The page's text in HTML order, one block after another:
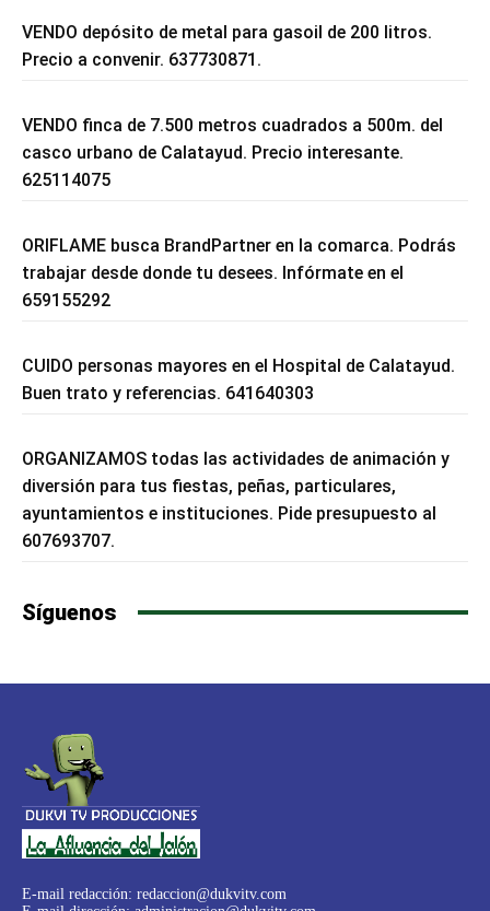
VENDO depósito de metal para gasoil de 200 litros.
Precio a convenir. 637730871.
VENDO finca de 7.500 metros cuadrados a 500m. del
casco urbano de Calatayud. Precio interesante.
625114075
ORIFLAME busca BrandPartner en la comarca. Podrás
trabajar desde donde tu desees. Infórmate en el
659155292
CUIDO personas mayores en el Hospital de Calatayud.
Buen trato y referencias. 641640303
ORGANIZAMOS todas las actividades de animación y
diversión para tus fiestas, peñas, particulares,
ayuntamientos e instituciones. Pide presupuesto al
607693707.
Síguenos
E-mail redacción: redaccion@dukvitv.com